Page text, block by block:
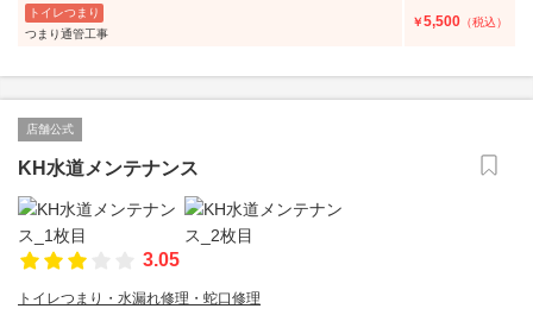
トイレつまり
つまり通管工事
￥5,500 （税込）
店舗公式
KH水道メンテナンス
3.05
トイレつまり・水漏れ修理・蛇口修理